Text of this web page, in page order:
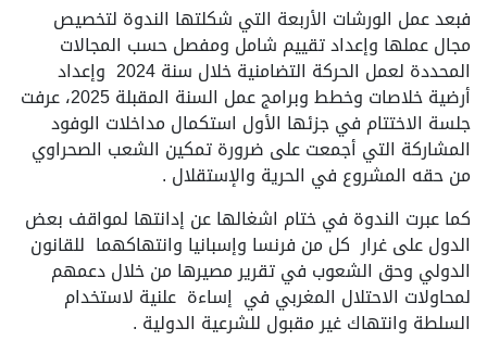
فبعد عمل الورشات الأربعة التي شكلتها الندوة لتخصيص
مجال عملها وإعداد تقييم شامل ومفصل حسب المجالات
المحددة لعمل الحركة التضامنية خلال سنة 2024 وإعداد
أرضية خلاصات وخطط وبرامج عمل السنة المقبلة 2025، عرفت
جلسة الاختتام في جزئها الأول استكمال مداخلات الوفود
المشاركة التي أجمعت على ضرورة تمكين الشعب الصحراوي
من حقه المشروع في الحرية والإستقلال .
كما عبرت الندوة في ختام اشغالها عن إدانتها لمواقف بعض
الدول على غرار كل من فرنسا وإسبانيا وانتهاكهما للقانون
الدولي وحق الشعوب في تقرير مصيرها من خلال دعمهم
لمحاولات الاحتلال المغربي في إساءة علنية لاستخدام
السلطة وانتهاك غير مقبول للشرعية الدولية .